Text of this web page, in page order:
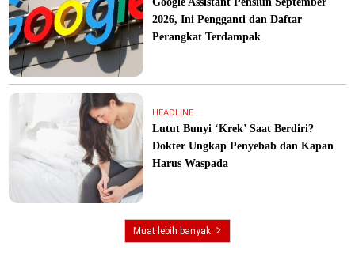
2026, Ini Pengganti dan Daftar
Perangkat Terdampak
HEADLINE
Lutut Bunyi ‘Krek’ Saat Berdiri?
Dokter Ungkap Penyebab dan Kapan
Harus Waspada
Muat lebih banyak